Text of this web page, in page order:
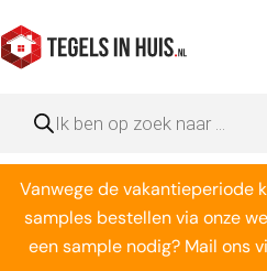
naar
de
zoeken
Vanwege de vakantieperiode
samples bestellen via onze
een sample nodig? Mail ons